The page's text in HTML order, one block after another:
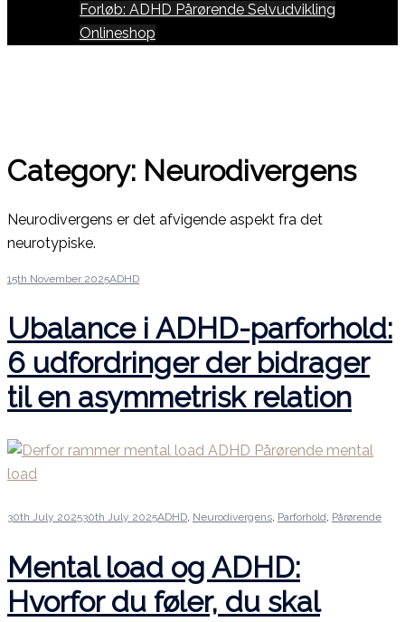
Forløb: ADHD Pårørende Selvudvikling
Onlineshop
Category: Neurodivergens
Neurodivergens er det afvigende aspekt fra det
neurotypiske.
15th November 2025ADHD
Ubalance i ADHD-parforhold:
6 udfordringer der bidrager
til en asymmetrisk relation
30th July 202530th July 2025ADHD, Neurodivergens, Parforhold, Pårørende
Mental load og ADHD:
Hvorfor du føler, du skal